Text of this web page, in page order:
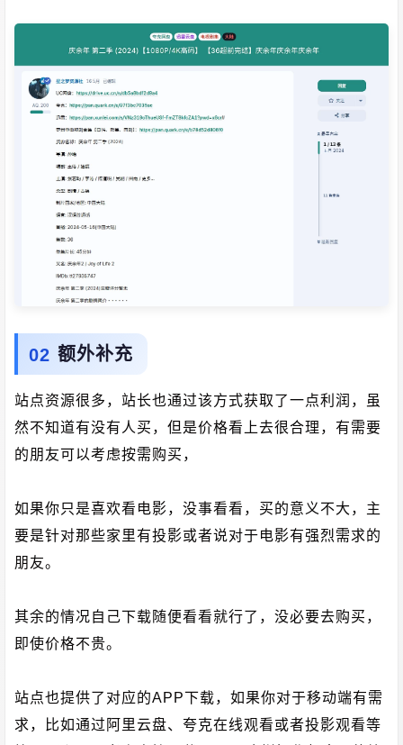
额外补充
站点资源很多，站长也通过该方式获取了一点利润，虽
然不知道有没有人买，但是价格看上去很合理，有需要
的朋友可以考虑按需购买，
如果你只是喜欢看电影，没事看看，买的意义不大，主
要是针对那些家里有投影或者说对于电影有强烈需求的
朋友。
其余的情况自己下载随便看看就行了，没必要去购买，
即使价格不贵。
站点也提供了对应的APP下载，如果你对于移动端有需
求，比如通过阿里云盘、夸克在线观看或者投影观看等